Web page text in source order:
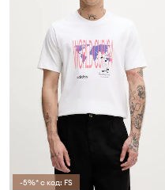
-5%* с код: FS